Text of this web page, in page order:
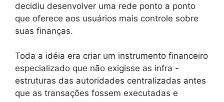
decidiu desenvolver uma rede ponto a ponto
que oferece aos usuários mais controle sobre
suas finanças.
Toda a idéia era criar um instrumento financeiro
especializado que não exigisse as infra -
estruturas das autoridades centralizadas antes
que as transações fossem executadas e